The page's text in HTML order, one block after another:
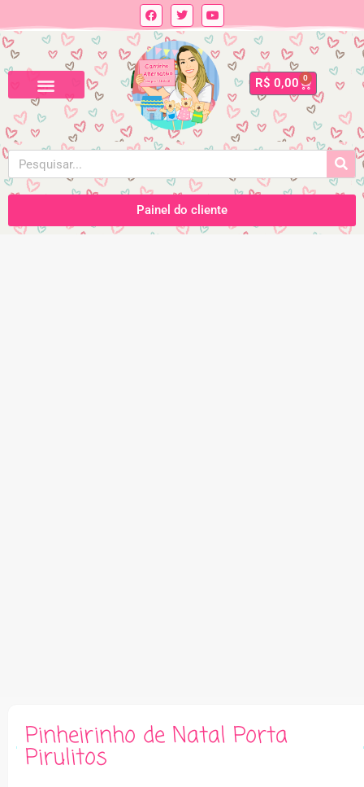
R$ 0,00 0
Painel do cliente
Pinheirinho de Natal Porta
Pirulitos